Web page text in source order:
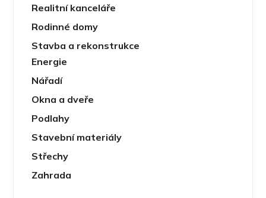
Realitní kanceláře
Rodinné domy
Stavba a rekonstrukce
Energie
Nářadí
Okna a dveře
Podlahy
Stavební materiály
Střechy
Zahrada